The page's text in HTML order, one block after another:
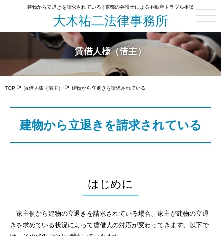
建物から立退きを請求されている | 京都の弁護士による不動産トラブル相談
大木祐二法律事務所
賃借人様（借主）
TOP > 賃借人様（借主） > 建物から立退きを請求されている
建物から立退きを請求されている
はじめに
家主側から建物の立退きを請求されている場合、家主が建物の立退
きを求めている状況によって賃借人の対応が変わってきます。以下で